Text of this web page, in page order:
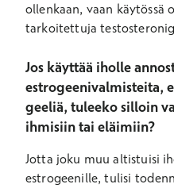
ollenkaan, vaan käytössä
tarkoitettuja
Jos käyttää iholle
estrogeenivalmisteita,
geeliä, tuleeko silloin
ihmisiin tai eläimiin?
Jotta joku muu altistuisi
estrogeenille, tulisi